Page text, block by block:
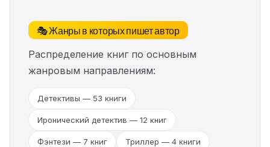
🎭 Жанры в которых пишет автор
Распределение книг по основным
жанровым направлениям:
Детективы — 53 книги
Иронический детектив — 12 книг
Фэнтези — 7 книг Триллер — 4 книги